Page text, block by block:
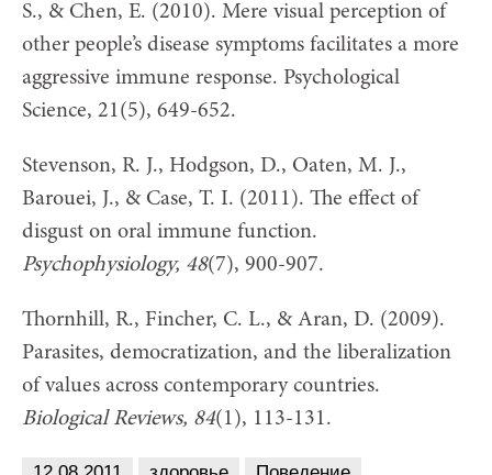
S., & Chen, E. (2010). Mere visual perception of
other people’s disease symptoms facilitates a more
aggressive immune response. Psychological
Science, 21(5), 649-652.
Stevenson, R. J., Hodgson, D., Oaten, M. J.,
Barouei, J., & Case, T. I. (2011). The effect of
disgust on oral immune function.
Psychophysiology, 48(7), 900-907.
Thornhill, R., Fincher, C. L., & Aran, D. (2009).
Parasites, democratization, and the liberalization
of values across contemporary countries.
Biological Reviews, 84(1), 113-131.